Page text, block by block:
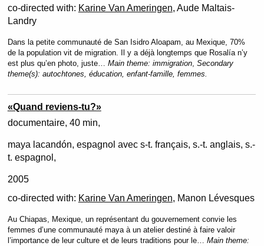
co-directed with: Karine Van Ameringen, Aude Maltais-
Landry
Dans la petite communauté de San Isidro Aloapam, au Mexique, 70%
de la population vit de migration. Il y a déjà longtemps que Rosalía n’y
est plus qu’en photo, juste… Main theme: immigration, Secondary
theme(s): autochtones, éducation, enfant-famille, femmes.
«Quand reviens-tu?»
documentaire 40 min
maya lacandón, espagnol avec s-t. français, s.-t. anglais, s.-
t. espagnol
2005
co-directed with: Karine Van Ameringen, Manon Lévesques
Au Chiapas, Mexique, un représentant du gouvernement convie les
femmes d’une communauté maya à un atelier destiné à faire valoir
l’importance de leur culture et de leurs traditions pour le… Main theme: